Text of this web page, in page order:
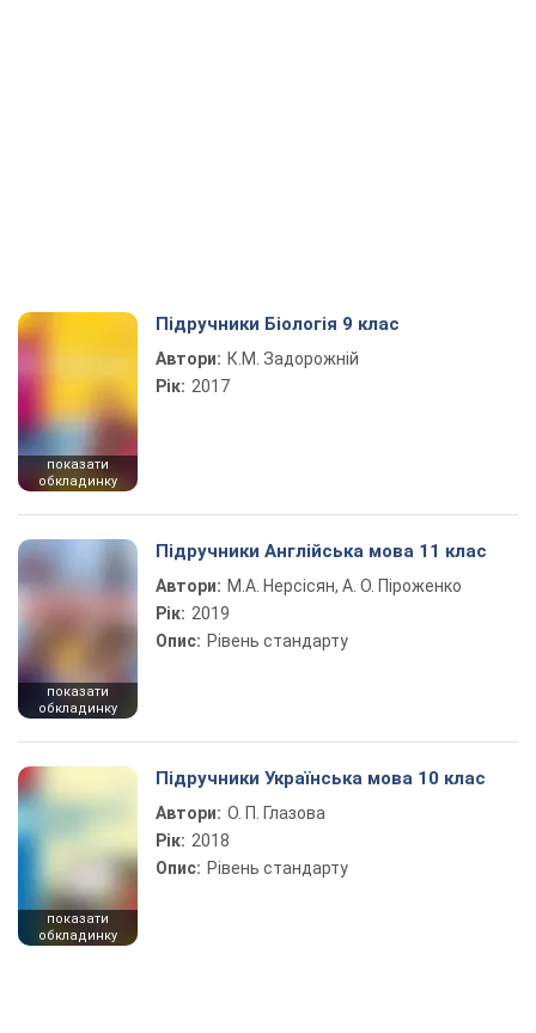
показати
обкладинку
Підручники Біологія 9 клас
Автори: К.М. Задорожній
Рік: 2017
показати
обкладинку
Підручники Англійська мова 11 клас
Автори: М.А. Нерсісян, А. О. Піроженко
Рік: 2019
Опис: Рівень стандарту
показати
обкладинку
Підручники Українська мова 10 клас
Автори: О. П. Глазова
Рік: 2018
Опис: Рівень стандарту